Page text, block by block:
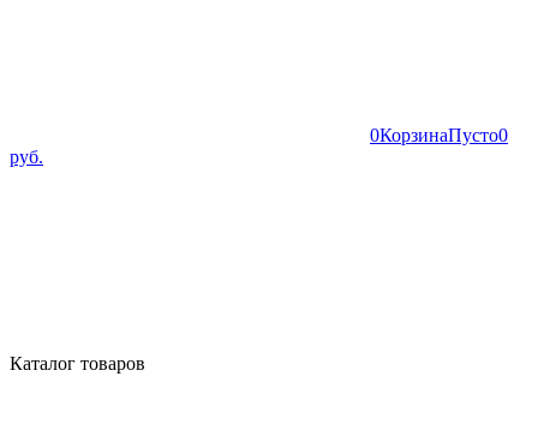
0КорзинаПусто0
руб.
Каталог товаров